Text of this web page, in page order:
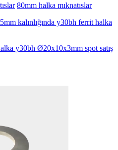
80mm halka mıknatıslar
kalınlığında y30bh ferrit halka
y30bh Ø20x10x3mm spot satış